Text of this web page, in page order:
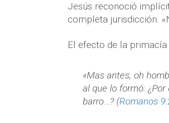
Jesús reconoció
completa jurisdicción.
El efecto de la
«Mas antes, oh
al que lo formó:
barro…? (Romanos